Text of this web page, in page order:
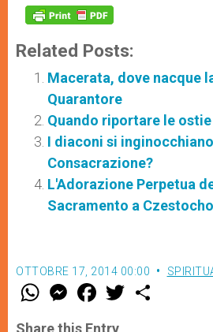
Related Posts:
Macerata, dove nacque
Quarantore
Quando riportare le
I diaconi si
Consacrazione?
L'Adorazione Perpetua
Sacramento a
OTTOBRE 17, 2014 00:00
W
t
M
e
s
F
a
e
w
Share this Entry